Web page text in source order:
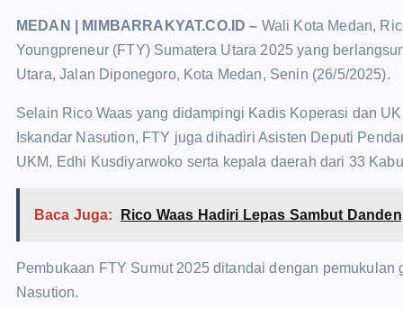
MEDAN | MIMBARRAKYAT.CO.ID – Wali Kota Medan,
Youngpreneur (FTY) Sumatera Utara 2025 yang
Utara, Jalan Diponegoro, Kota Medan, Senin (26/5/2025).
Selain Rico Waas yang didampingi Kadis Koperasi dan
Iskandar Nasution, FTY juga dihadiri Asisten Deputi
UKM, Edhi Kusdiyarwoko serta kepala daerah dari 33
Baca Juga: Rico Waas Hadiri Lepas Sambut
Pembukaan FTY Sumut 2025 ditandai dengan
Nasution.